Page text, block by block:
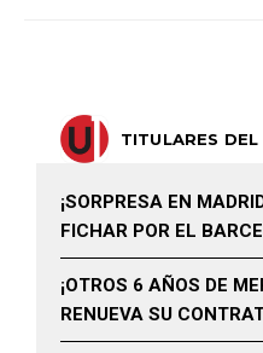
TITULARES DEL
¡SORPRESA EN
FICHAR POR EL
¡OTROS 6 AÑOS DE
RENUEVA SU